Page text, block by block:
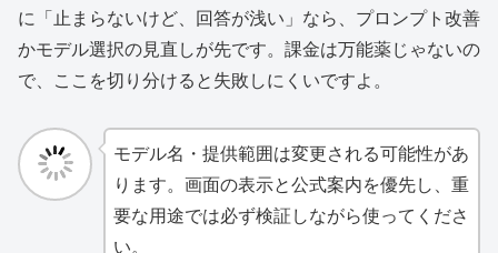
に「止まらないけど、回答が浅い」なら、プロンプト改善
かモデル選択の見直しが先です。課金は万能薬じゃないの
で、ここを切り分けると失敗しにくいですよ。
モデル名・提供範囲は変更される可能性があ
ります。画面の表示と公式案内を優先し、重
要な用途では必ず検証しながら使ってくださ
い。